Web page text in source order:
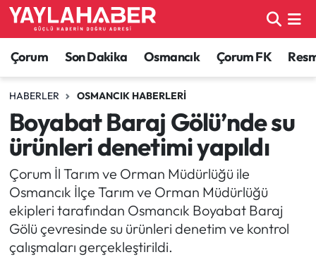
Çorum Son Dakika Osmancık Çorum FK
HABERLER OSMANCIK HABERLERI
Boyabat Baraj Gölü’nde su
ürünleri denetimi yapıldı
Çorum İl Tarım ve Orman Müdürlüğü ile
Osmancık İlçe Tarım ve Orman Müdürlüğü
ekipleri tarafından Osmancık Boyabat Baraj
Gölü çevresinde su ürünleri denetim ve kontrol
çalışmaları gerçekleştirildi.
Alaca Haberleri
Bayat Haberleri
Bilgi - Keşfet Haberleri
Bilim ve Teknoloji
Boğazkale Haberleri
Çorum Haberleri
Çorum Nöbetçi Eczaneler
Çorum Hava Durumu
Çorum Namaz Vakitleri
Çorum Trafik Yoğunluk Haritası
TFF 1.Lig Puan Durumu ve Fikstür
Tüm Manşetler